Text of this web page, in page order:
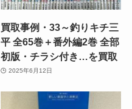
買取事例・33～釣りキチ三
平 全65巻＋番外編2巻 全部
初版・チラシ付き…を買取
2025年6月12日